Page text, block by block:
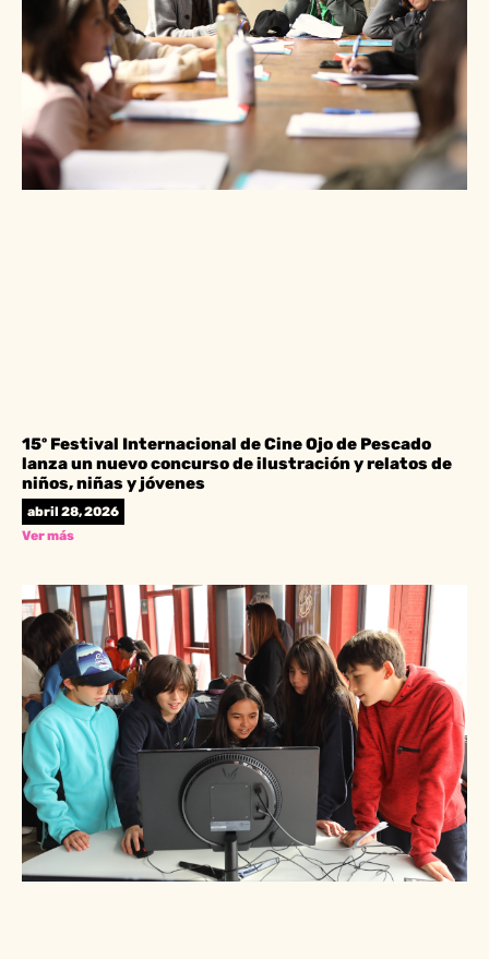
15º Festival Internacional de Cine Ojo de Pescado
lanza un nuevo concurso de ilustración y relatos de
niños, niñas y jóvenes
abril 28, 2026
Ver más